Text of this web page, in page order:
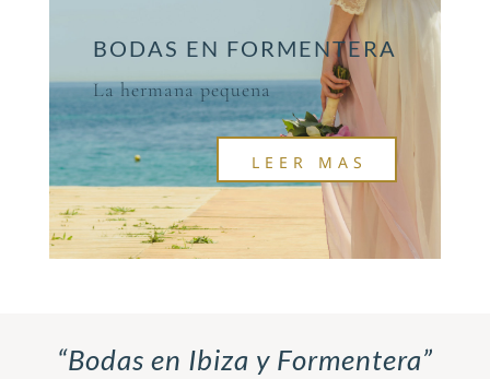
BODAS EN FORMENTERA
La hermana pequena
LEER MAS
“Bodas en Ibiza y Formentera”